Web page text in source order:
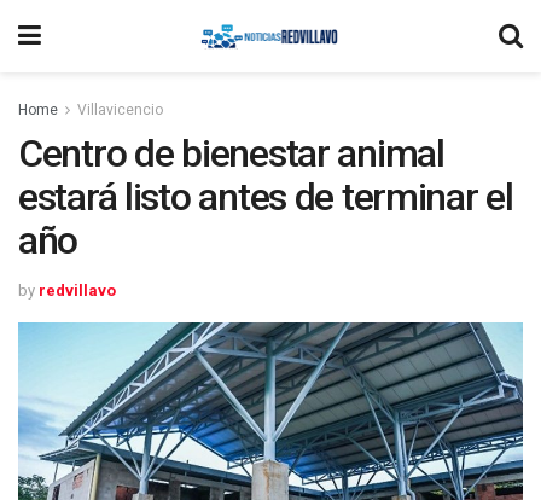
Home Villavicencio
Centro de bienestar animal
estará listo antes de terminar el
año
by redvillavo